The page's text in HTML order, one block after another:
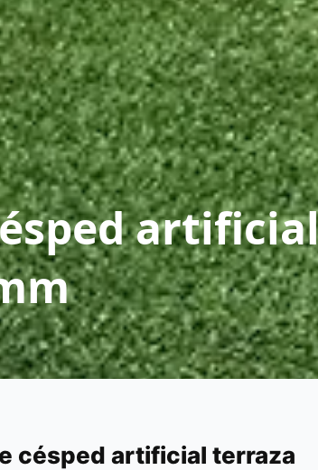
césped artificial terraza